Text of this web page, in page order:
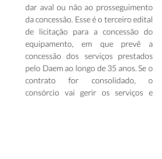
dar aval ou não ao prosseguimento
da concessão. Esse é o terceiro edital
de licitação para a concessão do
equipamento, em que prevê a
concessão dos serviços prestados
pelo Daem ao longo de 35 anos. Se o
contrato for consolidado, o
consórcio vai gerir os serviços e